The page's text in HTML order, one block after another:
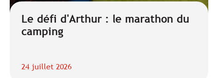
Le défi d'Arthur : le marathon du
camping
24 juillet 2026